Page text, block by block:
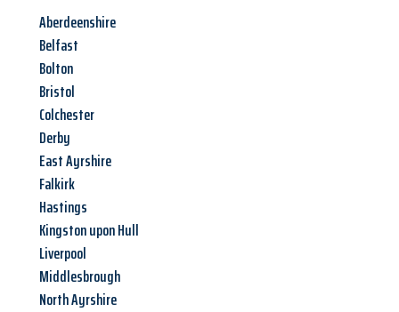
Aberdeenshire
Belfast
Bolton
Bristol
Colchester
Derby
East Ayrshire
Falkirk
Hastings
Kingston upon Hull
Liverpool
Middlesbrough
North Ayrshire